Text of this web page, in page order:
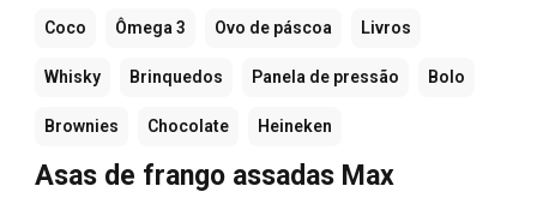
Coco Ômega 3 Ovo de páscoa Livros
Whisky Brinquedos Panela de pressão Bolo
Brownies Chocolate Heineken
Asas de frango assadas Max